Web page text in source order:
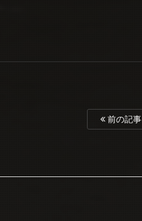
前の記事